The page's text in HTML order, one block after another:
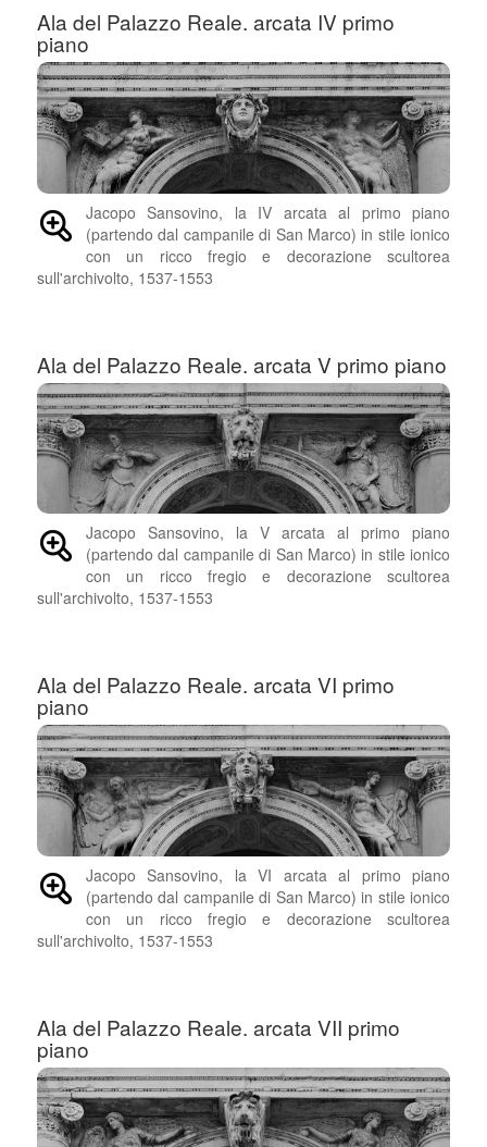
Ala del Palazzo Reale. arcata IV primo
piano
Jacopo Sansovino, la IV arcata al primo piano
(partendo dal campanile di San Marco) in stile ionico
con un ricco fregio e decorazione scultorea
sull'archivolto, 1537-1553
Ala del Palazzo Reale. arcata V primo piano
Jacopo Sansovino, la V arcata al primo piano
(partendo dal campanile di San Marco) in stile ionico
con un ricco fregio e decorazione scultorea
sull'archivolto, 1537-1553
Ala del Palazzo Reale. arcata VI primo
piano
Jacopo Sansovino, la VI arcata al primo piano
(partendo dal campanile di San Marco) in stile ionico
con un ricco fregio e decorazione scultorea
sull'archivolto, 1537-1553
Ala del Palazzo Reale. arcata VII primo
piano